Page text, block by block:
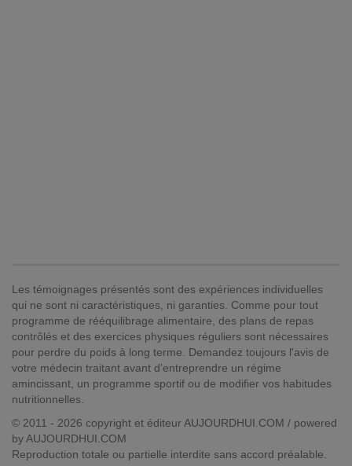
Les témoignages présentés sont des expériences individuelles
qui ne sont ni caractéristiques, ni garanties. Comme pour tout
programme de rééquilibrage alimentaire, des plans de repas
contrôlés et des exercices physiques réguliers sont nécessaires
pour perdre du poids à long terme. Demandez toujours l'avis de
votre médecin traitant avant d'entreprendre un régime
amincissant, un programme sportif ou de modifier vos habitudes
nutritionnelles.
© 2011 - 2026 copyright et éditeur AUJOURDHUI.COM / powered
by AUJOURDHUI.COM
Reproduction totale ou partielle interdite sans accord préalable.